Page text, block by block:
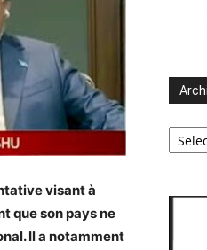
visant à
que son pays ne
Il a notamment